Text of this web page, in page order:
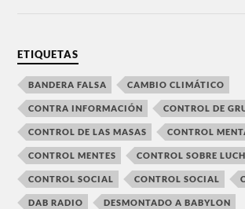
ETIQUETAS
BANDERA FALSA CAMBIO CLIMÁTICO
CONTRA INFORMACIÓN CONTROL DE
CONTROL DE LAS MASAS CONTROL
CONTROL MENTES CONTROL SOBRE
CONTROL SOCIAL CONTROL SOCIAL
DAB RADIO DESMONTADO A BABYLON